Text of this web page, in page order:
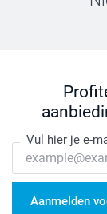
Vul hier je e-
Aanmelden